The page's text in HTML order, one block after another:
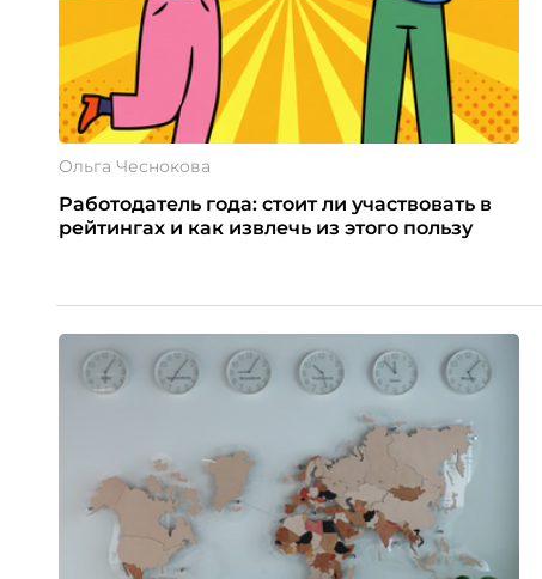
Ольга Чеснокова
Работодатель года: стоит ли участвовать в
рейтингах и как извлечь из этого пользу